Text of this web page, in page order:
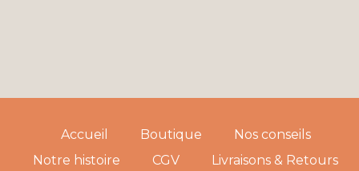
Accueil Boutique
Nos conseils
Notre histoire
CGV
Livraisons & Retours